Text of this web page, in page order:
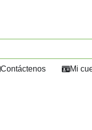
Contáctenos Mi